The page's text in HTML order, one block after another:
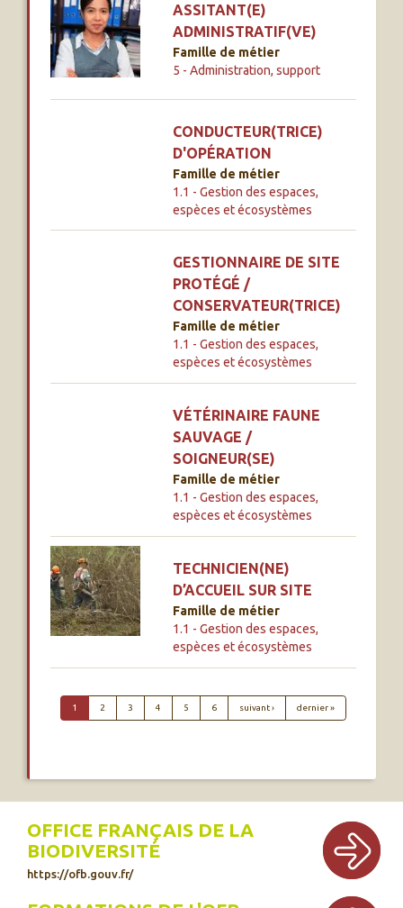
ASSITANT(E)
ADMINISTRATIF(VE)
Famille de métier
5 - Administration, support
CONDUCTEUR(TRICE)
D'OPÉRATION
Famille de métier
1.1 - Gestion des espaces,
espèces et écosystèmes
GESTIONNAIRE DE SITE
PROTÉGÉ /
CONSERVATEUR(TRICE)
Famille de métier
1.1 - Gestion des espaces,
espèces et écosystèmes
VÉTÉRINAIRE FAUNE
SAUVAGE /
SOIGNEUR(SE)
Famille de métier
1.1 - Gestion des espaces,
espèces et écosystèmes
TECHNICIEN(NE)
D’ACCUEIL SUR SITE
Famille de métier
1.1 - Gestion des espaces,
espèces et écosystèmes
1 2 3 4 5 6 suivant ›Page suivante
dernier »Dernière page
OFFICE FRANÇAIS DE LA
BIODIVERSITÉ
https://ofb.gouv.fr/